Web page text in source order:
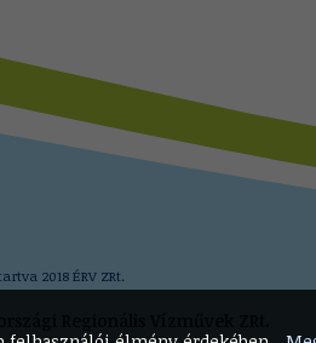
2018 ÉRV ZRt.